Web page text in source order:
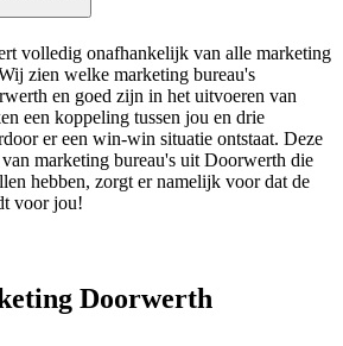
volledig onafhankelijk van alle marketing
zien welke marketing bureau's
en goed zijn in het uitvoeren van
een koppeling tussen jou en drie
er een win-win situatie ontstaat. Deze
marketing bureau's uit Doorwerth die
hebben, zorgt er namelijk voor dat de
voor jou!
Doorwerth